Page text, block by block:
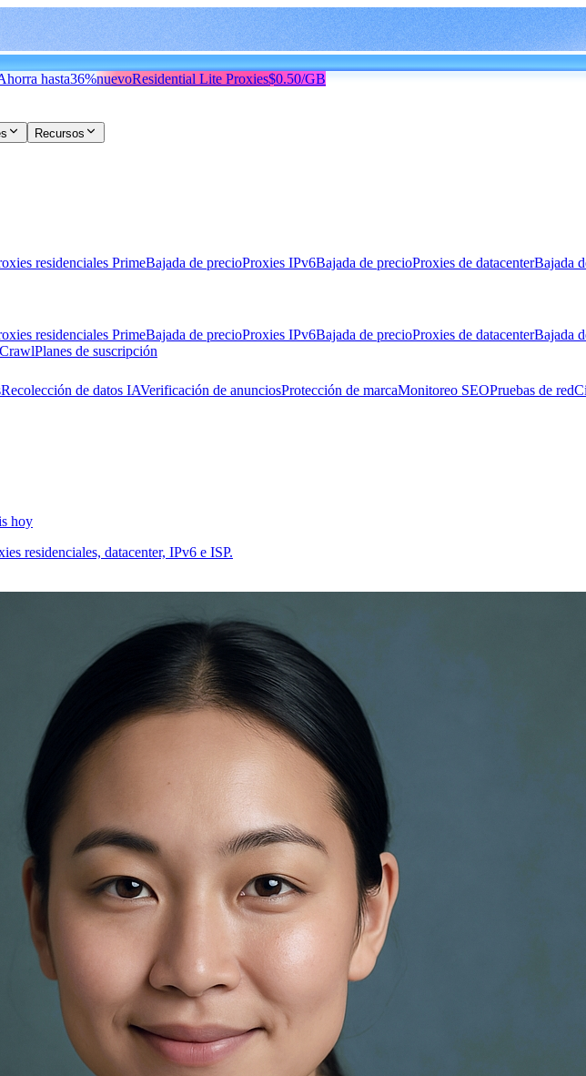
hasta36%nuevoResidential Lite Proxies$0.50/GB
Recursos
residenciales PrimeBajada de precioProxies IPv6Bajada de precioProxies de datacenterBajada
residenciales PrimeBajada de precioProxies IPv6Bajada de precioProxies de datacenterBajada
CrawlPlanes de suscripción
Recolección de datos IAVerificación de anunciosProtección de marcaMonitoreo SEOPruebas de red
hoy
residenciales, datacenter, IPv6 e ISP.